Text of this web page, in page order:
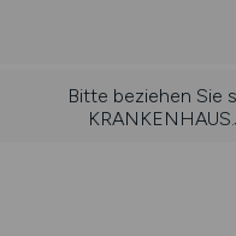
Bitte beziehen Sie